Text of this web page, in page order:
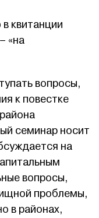
квитанции
«на
вопросы,
к повестке
семинар носит
на
вопросы,
проблемы,
в районах,